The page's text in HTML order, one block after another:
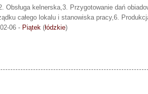
Obsługa kelnerska,3. Przygotowanie dań
całego lokalu i stanowiska pracy,6.
06 - Piątek (łódzkie)